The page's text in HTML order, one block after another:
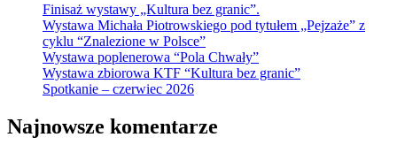
Finisaż wystawy „Kultura bez granic”.
Wystawa Michała Piotrowskiego pod tytułem „Pejzaże” z
cyklu “Znalezione w Polsce”
Wystawa poplenerowa “Pola Chwały”
Wystawa zbiorowa KTF “Kultura bez granic”
Spotkanie – czerwiec 2026
Najnowsze komentarze